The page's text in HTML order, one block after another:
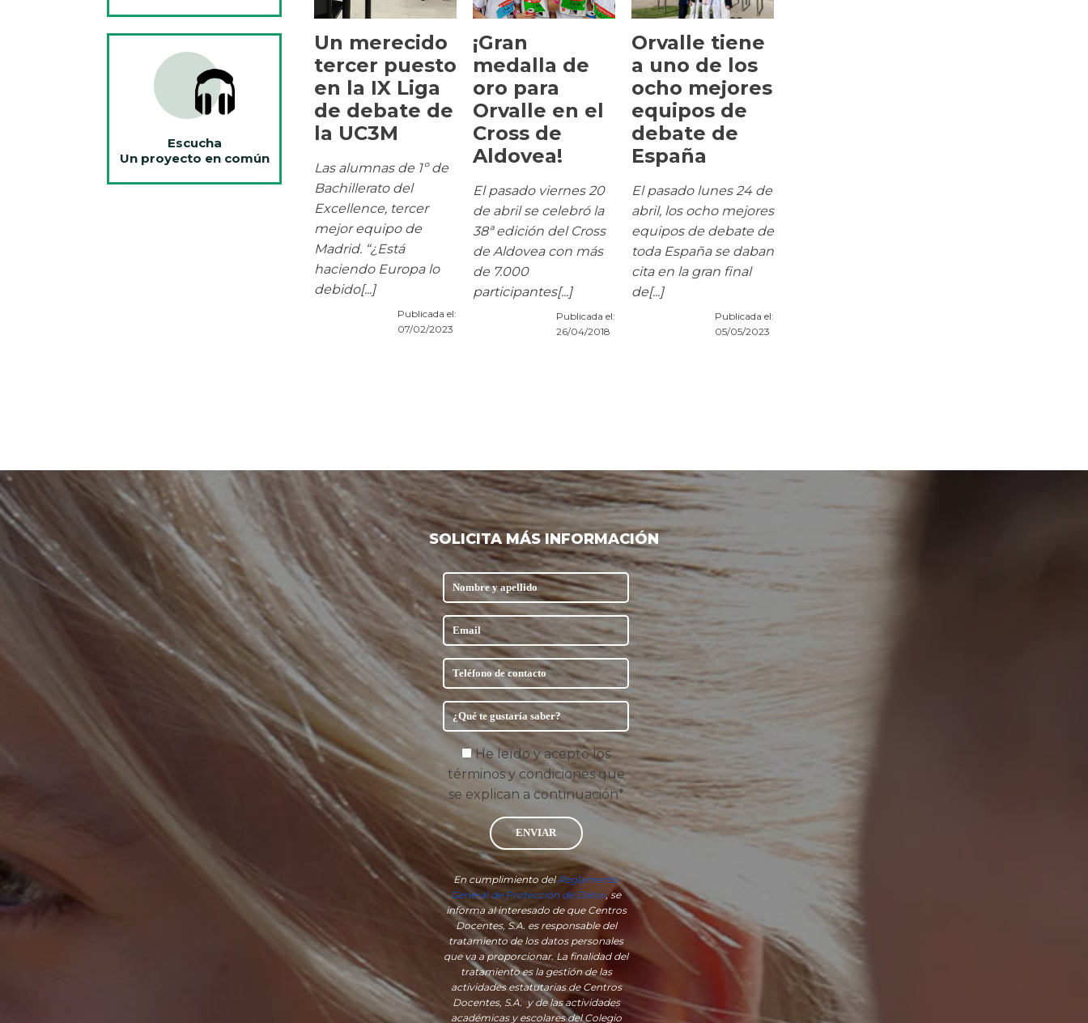
Escucha
Un proyecto en común
Un merecido
tercer puesto
en la IX Liga
de debate de
la UC3M
Las alumnas de 1º de
Bachillerato del
Excellence, tercer
mejor equipo de
Madrid. “¿Está
haciendo Europa lo
debido[...]
Publicada el:
07/02/2023
¡Gran
medalla de
oro para
Orvalle en el
Cross de
Aldovea!
El pasado viernes 20
de abril se celebró la
38ª edición del Cross
de Aldovea con más
de 7.000
participantes[...]
Publicada el:
26/04/2018
Orvalle tiene
a uno de los
ocho mejores
equipos de
debate de
España
El pasado lunes 24 de
abril, los ocho mejores
equipos de debate de
toda España se daban
cita en la gran final
de[...]
Publicada el:
05/05/2023
SOLICITA MÁS INFORMACIÓN
He leído y acepto los
términos y condiciones que
se explican a continuación*
ENVIAR
En cumplimiento delReglamento
General de Protección de Datos, se
informa al interesado de que Centros
Docentes, S.A. es responsable del
tratamiento de los datos personales
que va a proporcionar. La finalidad del
tratamiento es la gestión de las
actividades estatutarias de Centros
Docentes, S.A. y de las actividades
académicas y escolares del Colegio